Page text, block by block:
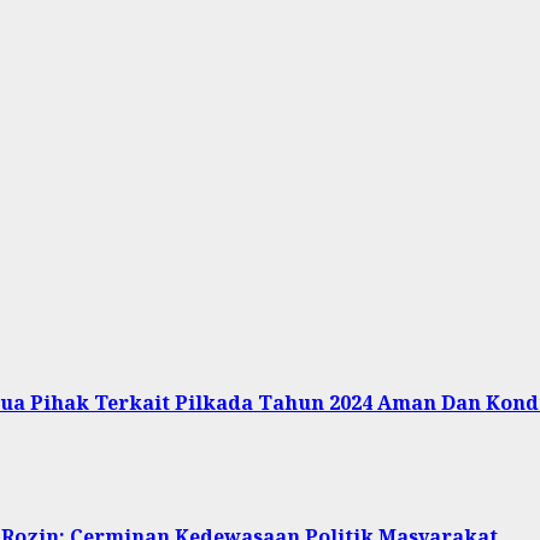
Pihak Terkait Pilkada Tahun 2024 Aman Dan